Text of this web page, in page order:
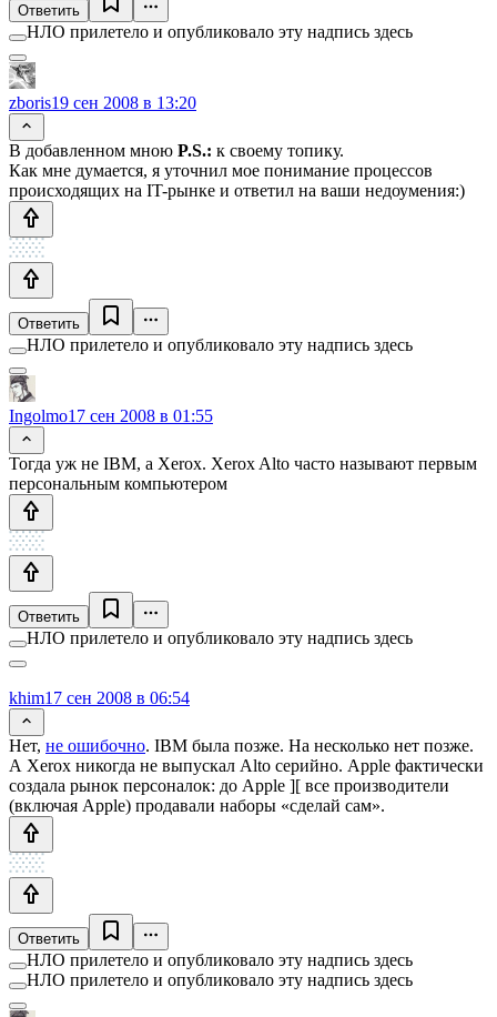
Ответить
НЛО прилетело и опубликовало эту надпись здесь
zboris19 сен 2008 в 13:20
В добавленном мною P.S.: к своему топику.
Как мне думается, я уточнил мое понимание процессов
происходящих на IT-рынке и ответил на ваши недоумения:)
Ответить
НЛО прилетело и опубликовало эту надпись здесь
Ingolmo17 сен 2008 в 01:55
Тогда уж не IBM, а Xerox. Xerox Alto часто называют первым
персональным компьютером
Ответить
НЛО прилетело и опубликовало эту надпись здесь
khim17 сен 2008 в 06:54
Нет, не ошибочно. IBM была позже. На несколько нет позже.
А Xerox никогда не выпускал Alto серийно. Apple фактически
создала рынок персоналок: до Apple ][ все производители
(включая Apple) продавали наборы «сделай сам».
Ответить
НЛО прилетело и опубликовало эту надпись здесь
НЛО прилетело и опубликовало эту надпись здесь